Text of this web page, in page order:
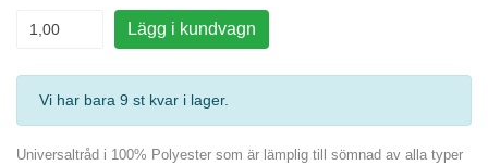
Lägg i kundvagn
Vi har bara 9 st kvar i lager.
Universaltråd i 100% Polyester som är lämplig till sömnad av alla typer